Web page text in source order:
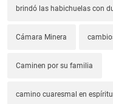
brindó las habichuelas con
Cámara Minera
Caminen por su familia
camino cuaresmal en